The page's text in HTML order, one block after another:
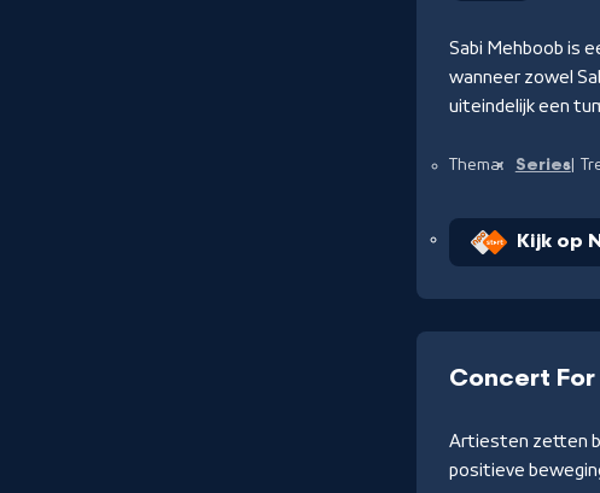
Sabi Mehboob is
wanneer zowel
uiteindelijk een
Thema: Series
Kijk op
Concert
Artiesten zetten
positieve